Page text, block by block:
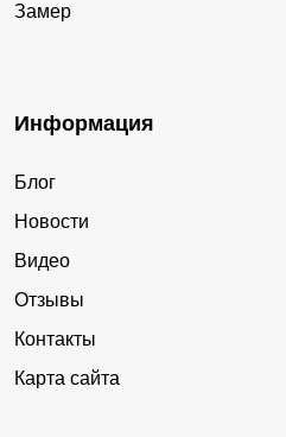
Замер
Информация
Блог
Новости
Видео
Отзывы
Контакты
Карта сайта